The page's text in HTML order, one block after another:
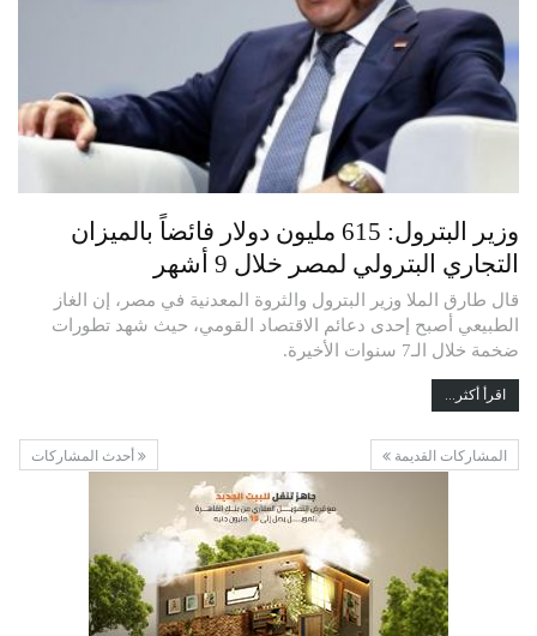
وزير البترول: 615 مليون دولار فائضاً بالميزان
التجاري البترولي لمصر خلال 9 أشهر
قال طارق الملا وزير البترول والثروة المعدنية في مصر، إن الغاز
الطبيعي أصبح إحدى دعائم الاقتصاد القومي، حيث شهد تطورات
ضخمة خلال الـ7 سنوات الأخيرة.
اقرأ أكثر...
المشاركات القديمة أحدث المشاركات